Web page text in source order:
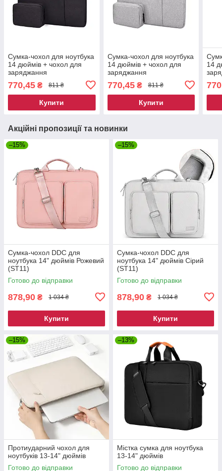
Сумка-чохол для ноутбука
14 дюймів + чохол для
заряджання
770,45 ₴ 811 ₴
Купити
Сумка-чохол для ноутбука
14 дюймів + чохол для
заряджання
770,45₴ 811 ₴
Купити
14
Акційні пропозиції та новинки
–15%
Сумка-чохол DDC для
ноутбука 14" дюймів Рожевий
(ST11)
Готово до відправки
878,90 ₴ 1 034 ₴
Купити
–15%
Сумка-чохол DDC для
ноутбука 14" дюймів Сірий
(ST11)
Готово до відправки
878,90 ₴ 1 034 ₴
Купити
–15%
Протиударний чохол для
ноутбуків 13-14" дюймів
Готово до відправки
–13%
Містка сумка для ноутбука
13-14" дюймів
Готово до відправки